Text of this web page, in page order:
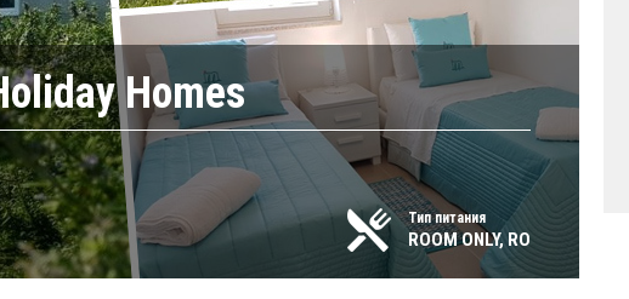
Homes
Тип питания
ROOM ONLY, RO